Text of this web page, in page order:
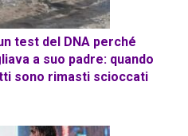
test del DNA perché
a suo padre: quando
sono rimasti scioccati